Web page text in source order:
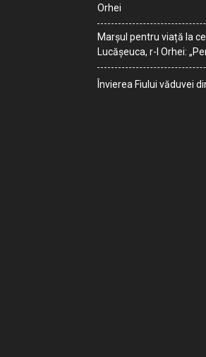
Orhei
Marșul pentru viață la
Lucășeuca, r-l Orhei:
Învierea Fiului văduvei